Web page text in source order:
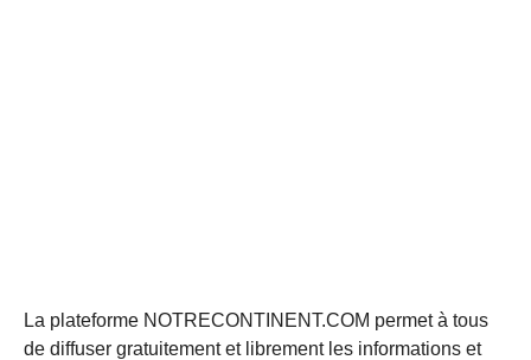
La plateforme NOTRECONTINENT.COM permet à tous
de diffuser gratuitement et librement les informations et